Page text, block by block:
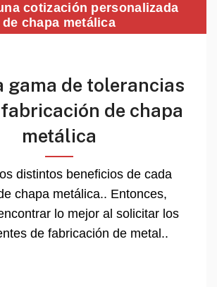
cotización personalizada
de chapa metálica
gama de tolerancias
de chapa
metálica
distintos beneficios de cada
chapa metálica.. Entonces,
lo mejor al solicitar los
de fabricación de metal..